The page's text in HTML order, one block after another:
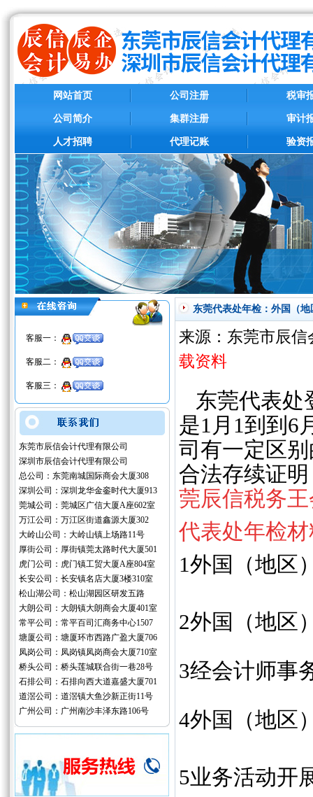
网站首页
公司简介
人才招聘
公司注册
集群注册
代理记账
税审
审计
验资
客服一：
客服二：
客服三：
东莞市辰信会计代理有限公司
深圳市辰信会计代理有限公司
总公司：东莞南城国际商会大厦308
深圳公司：深圳龙华金銮时代大厦913
莞城公司：莞城区广信大厦A座602室
万江公司：万江区街道鑫源大厦302
大岭山公司：大岭山镇上场路11号
厚街公司：厚街镇莞太路时代大厦501
虎门公司：虎门镇工贸大厦A座804室
长安公司：长安镇名店大厦3楼310室
松山湖公司：松山湖园区研发五路
大朗公司：大朗镇大朗商会大厦401室
常平公司：常平百司汇商务中心1507
塘厦公司：塘厦环市西路广盈大厦706
凤岗公司：凤岗镇凤岗商会大厦710室
桥头公司：桥头莲城联合街一巷28号
石排公司：石排向西大道嘉盛大厦701
道滘公司：道滘镇大鱼沙新正街11号
广州公司：广州南沙丰泽东路106号
东莞代表处年检：外国（
来源：东莞市辰
载资料
东莞代表处
是1月1到到6
司有一定区
合法存续证
莞辰信税务
代表处年检
1外国（地区
2外国（地区
3经会计师事
4外国（地区
5业务活动开